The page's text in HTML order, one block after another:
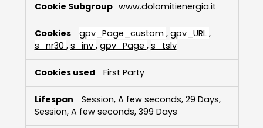
www.dolomitienergia.it
gpv_Page_custom , gpv_URL ,
s_nr30 , s_inv , gpv_Page , s_tslv
First Party
Session, A few seconds, 29 Days,
Session, A few seconds, 399 Days